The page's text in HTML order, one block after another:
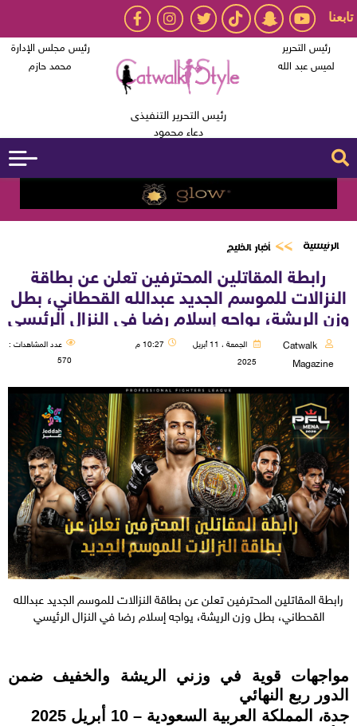
تابعنا
رئيس التحرير
لميس عبد الله
رئيس التحرير التنفيذى
دعاء محمود
رئيس مجلس الإدارة
محمد حازم
الرئيسية أخبار الخليج
رابطة المقاتلين المحترفين تعلن عن بطاقة
النزالات للموسم الجديد عبدالله القحطاني، بطل
وزن الريشة، يواجه إسلام رضا في النزال الرئيسي
Catwalk
Magazine
الجمعة ، 11 أبريل
2025
10:27 م
عدد المشاهدات :
570
رابطة المقاتلين المحترفين تعلن عن بطاقة النزالات للموسم الجديد عبدالله
القحطاني، بطل وزن الريشة، يواجه إسلام رضا في النزال الرئيسي
مواجهات قوية في وزني الريشة والخفيف ضمن
الدور ربع النهائي
جدة، المملكة العربية السعودية – 10 أبريل 2025